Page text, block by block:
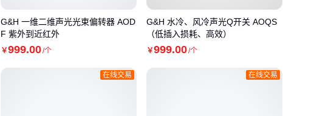
G&H 一维二维声光光束偏转器 AOD
F 紫外到近红外
￥999.00/个
G&H 水冷、风冷声光Q开关 AOQS
（低插入损耗、高效）
￥999.00/个
在线交易 在线交易